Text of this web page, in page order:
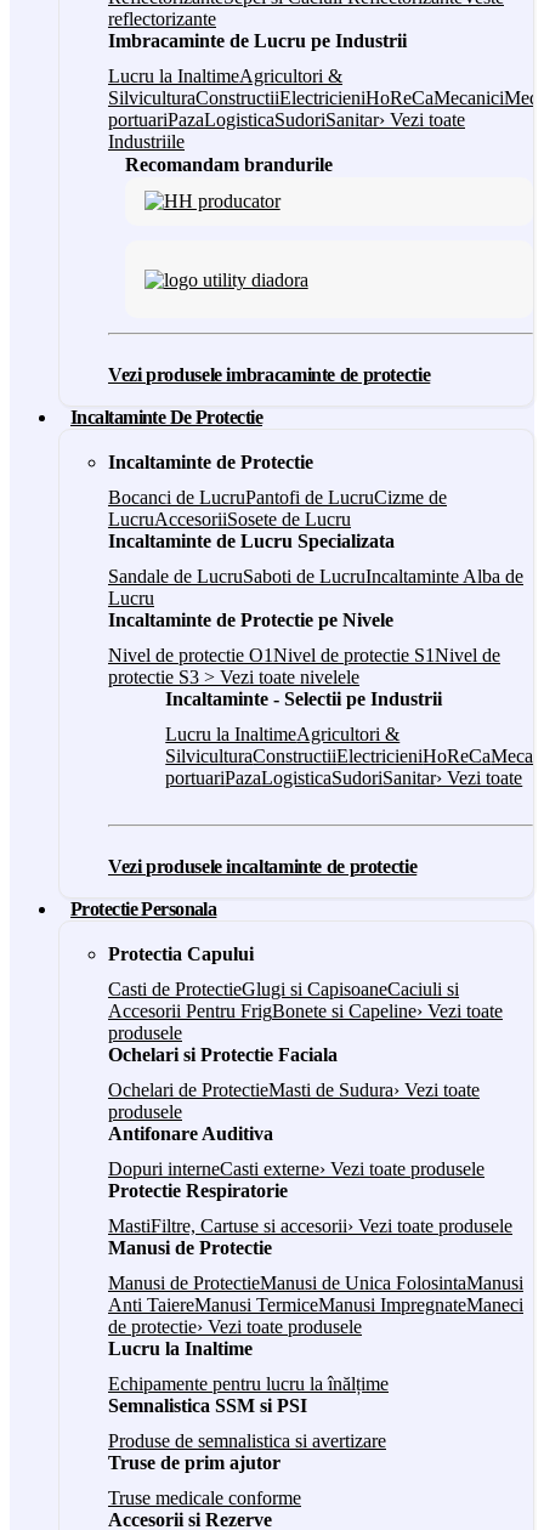
reflectorizante
Imbracaminte de Lucru pe Industrii
Lucru la InaltimeAgricultori &
SilviculturaConstructiiElectricieniHoReCaMecanici
portuariPazaLogisticaSudoriSanitar› Vezi toate
Industriile
Recomandam brandurile
Vezi produsele imbracaminte de protectie
Incaltaminte De Protectie
Incaltaminte de Protectie
Bocanci de LucruPantofi de LucruCizme de
LucruAccesoriiSosete de Lucru
Incaltaminte de Lucru Specializata
Sandale de LucruSaboti de LucruIncaltaminte Alba de
Lucru
Incaltaminte de Protectie pe Nivele
Nivel de protectie O1Nivel de protectie S1Nivel de
protectie S3 > Vezi toate nivelele
Incaltaminte - Selectii pe Industrii
Lucru la InaltimeAgricultori &
SilviculturaConstructiiElectricieniHoReCa
portuariPazaLogisticaSudoriSanitar› Vezi toate
Vezi produsele incaltaminte de protectie
Protectie Personala
Protectia Capului
Casti de ProtectieGlugi si CapisoaneCaciuli si
Accesorii Pentru FrigBonete si Capeline› Vezi toate
produsele
Ochelari si Protectie Faciala
Ochelari de ProtectieMasti de Sudura› Vezi toate
produsele
Antifonare Auditiva
Dopuri interneCasti externe› Vezi toate produsele
Protectie Respiratorie
MastiFiltre, Cartuse si accesorii› Vezi toate produsele
Manusi de Protectie
Manusi de ProtectieManusi de Unica FolosintaManusi
Anti TaiereManusi TermiceManusi ImpregnateManeci
de protectie› Vezi toate produsele
Lucru la Inaltime
Echipamente pentru lucru la înălțime
Semnalistica SSM si PSI
Produse de semnalistica si avertizare
Truse de prim ajutor
Truse medicale conforme
Accesorii si Rezerve